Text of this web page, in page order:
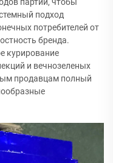
подход
потребителей от
бренда.
курирование
и вечнозеленых
продавцам полный